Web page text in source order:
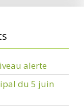
alerte
du 5 juin